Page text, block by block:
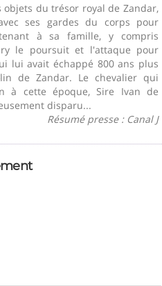
objets du trésor royal de Zandar,
ses gardes du corps pour
à sa famille, y compris
le poursuit et l'attaque pour
lui avait échappé 800 ans plus
de Zandar. Le chevalier qui
à cette époque, Sire Ivan de
disparu...
Résumé presse : Canal J